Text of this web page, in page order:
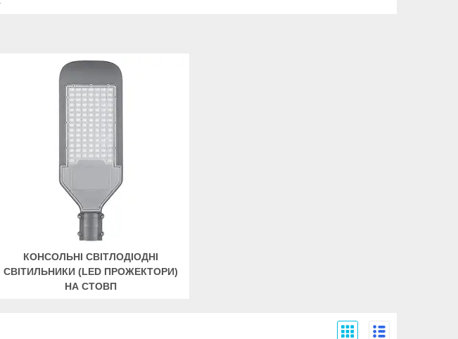
КОНСОЛЬНІ СВІТЛОДІОДНІ
СВІТИЛЬНИКИ (LED ПРОЖЕКТОРИ)
НА СТОВП